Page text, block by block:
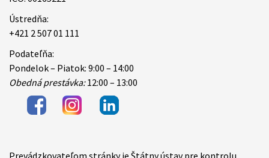
Ústredňa:
+421 2 507 01 111
Podateľňa:
Pondelok – Piatok: 9:00 – 14:00
Obedná prestávka:12:00 – 13:00
Prevádzkovateľom stránky je Štátny ústav pre kontrolu